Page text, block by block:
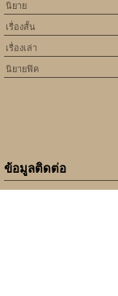
นิยาย
เรื่องสั้น
เรื่องเล่า
นิยายฟิค
ข้อมูลติดต่อ